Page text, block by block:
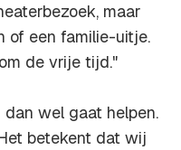
maar
of een familie-uitje.
de vrije tijd."
wel gaat helpen.
betekent dat wij